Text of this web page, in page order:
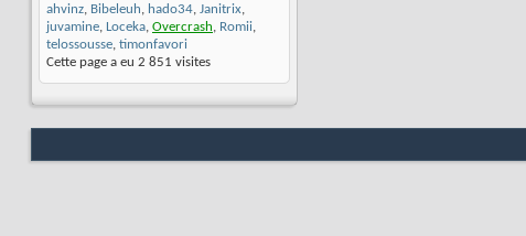
ahvinz, Bibeleuh, hado34, Janitrix,
juvamine, Loceka, Overcrash, Romii,
telossousse, timonfavori
Cette page a eu 2 851 visites